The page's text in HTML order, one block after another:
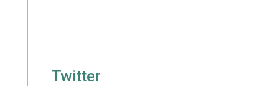
Twitter